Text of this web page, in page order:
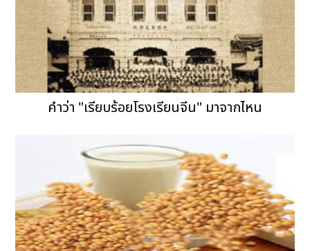
คำว่า "เรียบร้อยโรงเรียนจีน" มาจากไหน